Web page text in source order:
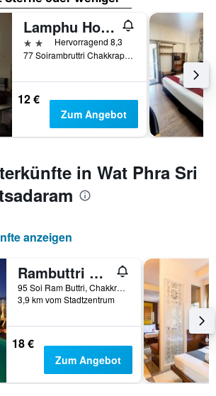
Lamphu House Bangkok
2 SterneHervorragend 8,3
77 Soirambruttri Chakkrapong Rd. Chanasongkarm Phranakorn Bangkok, Bangkok, Thailand
12 €
Zum Angebot
in Wat Phra Sri
anzeigen
Rambuttri Village Inn & Plaza
95 Soi Ram Buttri, Chakkra Phong Road, Phra Nakorn, Bangkok, Thailand
3,9 km vom Stadtzentrum
18 €
Zum Angebot